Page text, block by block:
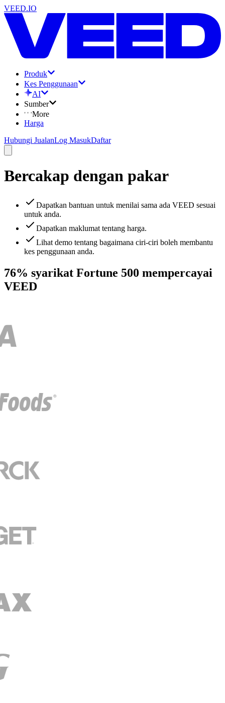
VEED.IO
Produk
Kes Penggunaan
AI
Sumber
More
Harga
Hubungi JualanLog MasukDaftar
Bercakap dengan pakar
Dapatkan bantuan untuk menilai sama ada VEED sesuai
untuk anda.
Dapatkan maklumat tentang harga.
Lihat demo tentang bagaimana ciri-ciri boleh membantu
kes penggunaan anda.
76% syarikat Fortune 500 mempercayai
VEED